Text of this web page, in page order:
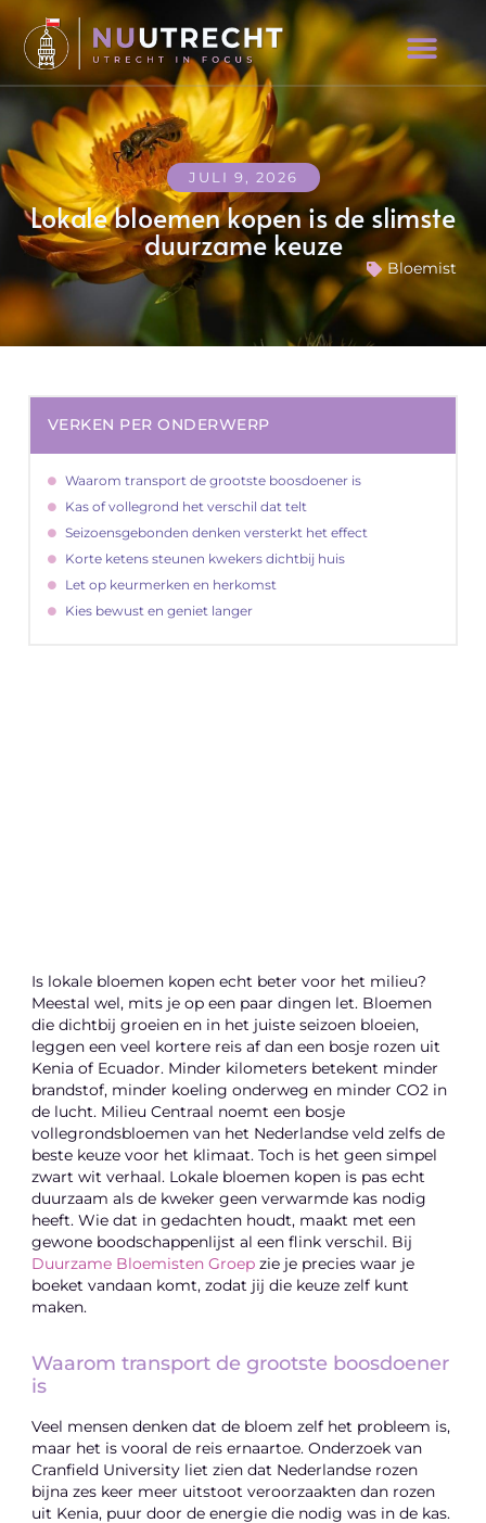
JULI 9, 2026
Lokale bloemen kopen is de slimste
duurzame keuze
Bloemist
Is lokale bloemen kopen echt beter voor het milieu?
Meestal wel, mits je op een paar dingen let. Bloemen
die dichtbij groeien en in het juiste seizoen bloeien,
leggen een veel kortere reis af dan een bosje rozen uit
Kenia of Ecuador. Minder kilometers betekent minder
brandstof, minder koeling onderweg en minder CO2 in
de lucht. Milieu Centraal noemt een bosje
vollegrondsbloemen van het Nederlandse veld zelfs de
beste keuze voor het klimaat. Toch is het geen simpel
zwart wit verhaal. Lokale bloemen kopen is pas echt
duurzaam als de kweker geen verwarmde kas nodig
heeft. Wie dat in gedachten houdt, maakt met een
gewone boodschappenlijst al een flink verschil. Bij
Duurzame Bloemisten Groep zie je precies waar je
boeket vandaan komt, zodat jij die keuze zelf kunt
maken.
Waarom transport de grootste boosdoener
is
Veel mensen denken dat de bloem zelf het probleem is,
maar het is vooral de reis ernaartoe. Onderzoek van
Cranfield University liet zien dat Nederlandse rozen
bijna zes keer meer uitstoot veroorzaakten dan rozen
uit Kenia, puur door de energie die nodig was in de kas.
VERKEN PER ONDERWERP
Waarom transport de grootste boosdoener is
Kas of vollegrond het verschil dat telt
Seizoensgebonden denken versterkt het effect
Korte ketens steunen kwekers dichtbij huis
Let op keurmerken en herkomst
Kies bewust en geniet langer